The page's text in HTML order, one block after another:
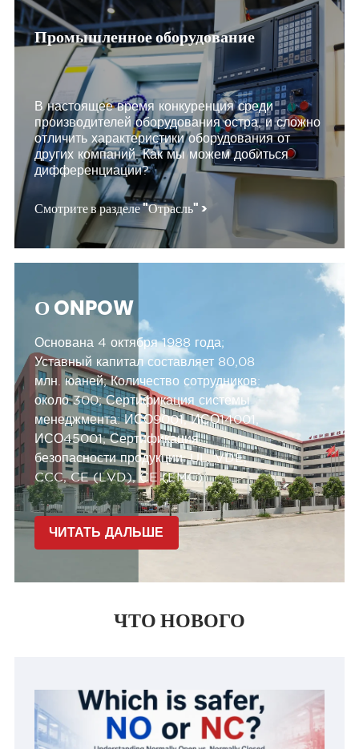
Промышленное оборудование
В настоящее время конкуренция среди
производителей оборудования остра, и сложно
отличить характеристики оборудования от
других компаний. Как мы можем добиться
дифференциации?
Смотрите в разделе "Отрасль" >
О ONPOW
Основана 4 октября 1988 года;
Уставный капитал составляет 80,08
млн. юаней; Количество сотрудников:
около 300; Сертификация системы
менеджмента: ИСО9001, ИСО14001,
ИСО45001; Сертификация
безопасности продукции: UL, VDE,
CCC, CE (LVD), CE (EMC).
ЧИТАТЬ ДАЛЬШЕ
ЧТО НОВОГО